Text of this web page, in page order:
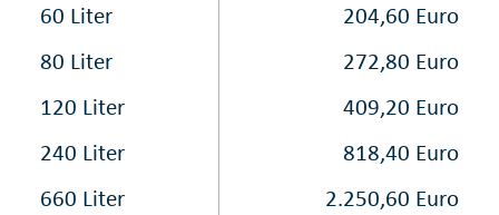
60 Liter
204,60 Euro
80 Liter
272,80 Euro
120 Liter
409,20 Euro
240 Liter
818,40 Euro
660 Liter
2.250,60 Euro